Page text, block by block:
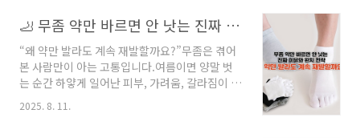
보고 실행에 옮겼죠.놀랍게도 3개월..
합니다.시작은 작은 가려움이었다첫 증상 발견
을 다닌 지 3개월째, 새로 산 운동화가 조금 작았
지만 아까워서 계속 신고 있었어요. 어느 날 샤워
후 발가락 사이가 살짝 가렵다는 걸 느꼈습니
다."설마 무좀?"거울을 보니 네 번째와 다섯 번째
🦶 무좀 약만 바르면 안 낫는 진짜 이유와 완치 전략
“왜 약만 발라도 계속 재발할까요?”무좀은 겪어
본 사람만이 아는 고통입니다.여름이면 양말 벗
는 순간 하얗게 일어난 피부, 가려움, 갈라짐이 부
끄럽기도 하고,심하면 물집과 통증 때문에 걷는
것조차 힘들죠.저도 예전에 ‘약만 바르면 금방 나
2025. 8. 11.